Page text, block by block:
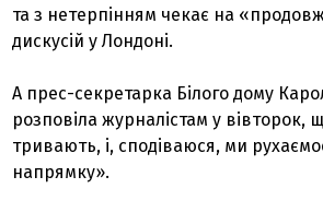
та з нетерпінням чекає на
дискусій у Лондоні.
А прес-секретарка Білого дому
розповіла журналістам у вівторок,
тривають, і, сподіваюся, ми
напрямку».